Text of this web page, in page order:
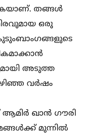
തങ്ങള്‍
ഒരു
കുടുംബാംഗങ്ങളുടെ
അടുത്ത
വർഷം
ആമിർ ഖാൻ ഗൗരി
മുന്നില്‍